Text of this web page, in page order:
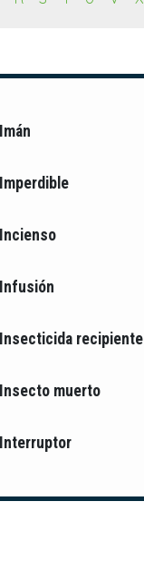
Imán
Imperdible
Incienso
Infusión
Insecticida recipiente
Insecto muerto
Interruptor